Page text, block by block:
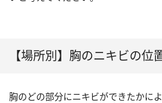
【場所別】胸のニキビの位
胸のどの部分にニキビができたかに